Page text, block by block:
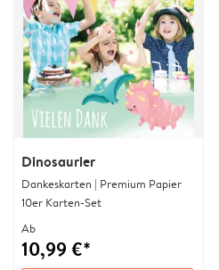
Dinosaurier
Dankeskarten | Premium Papier
10er Karten-Set
Ab
10,99 €*